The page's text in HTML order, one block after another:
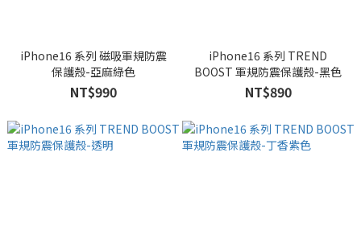
iPhone16 系列 磁吸軍規防震
保護殼-亞麻綠色
NT$990
iPhone16 系列 TREND
BOOST 軍規防震保護殼-黑色
NT$890